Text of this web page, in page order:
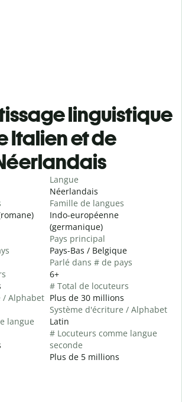
linguistique
Italien et de
/ Alphabet
langue
Langue
Néerlandais
Famille de langues
Indo-européenne
(germanique)
Pays principal
Pays-Bas / Belgique
Parlé dans # de pays
6+
# Total de locuteurs
Plus de 30 millions
Système d'écriture / Alphabet
Latin
# Locuteurs comme langue
seconde
Plus de 5 millions